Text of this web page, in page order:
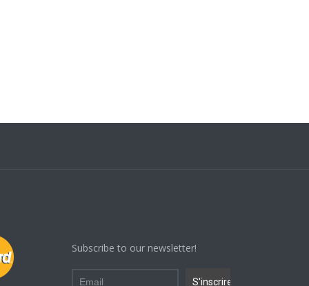
Subscribe to our newsletter!